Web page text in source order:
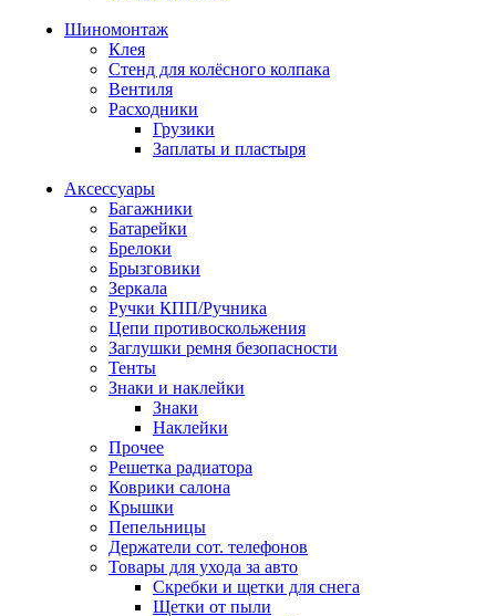
Шиномонтаж
Клея
Стенд для колёсного колпака
Вентиля
Расходники
Грузики
Заплаты и пластыря
Аксессуары
Багажники
Батарейки
Брелоки
Брызговики
Зеркала
Ручки КПП/Ручника
Цепи противоскольжения
Заглушки ремня безопасности
Тенты
Знаки и наклейки
Знаки
Наклейки
Прочее
Решетка радиатора
Коврики салона
Крышки
Пепельницы
Держатели сот. телефонов
Товары для ухода за авто
Скребки и щетки для снега
Щетки от пыли